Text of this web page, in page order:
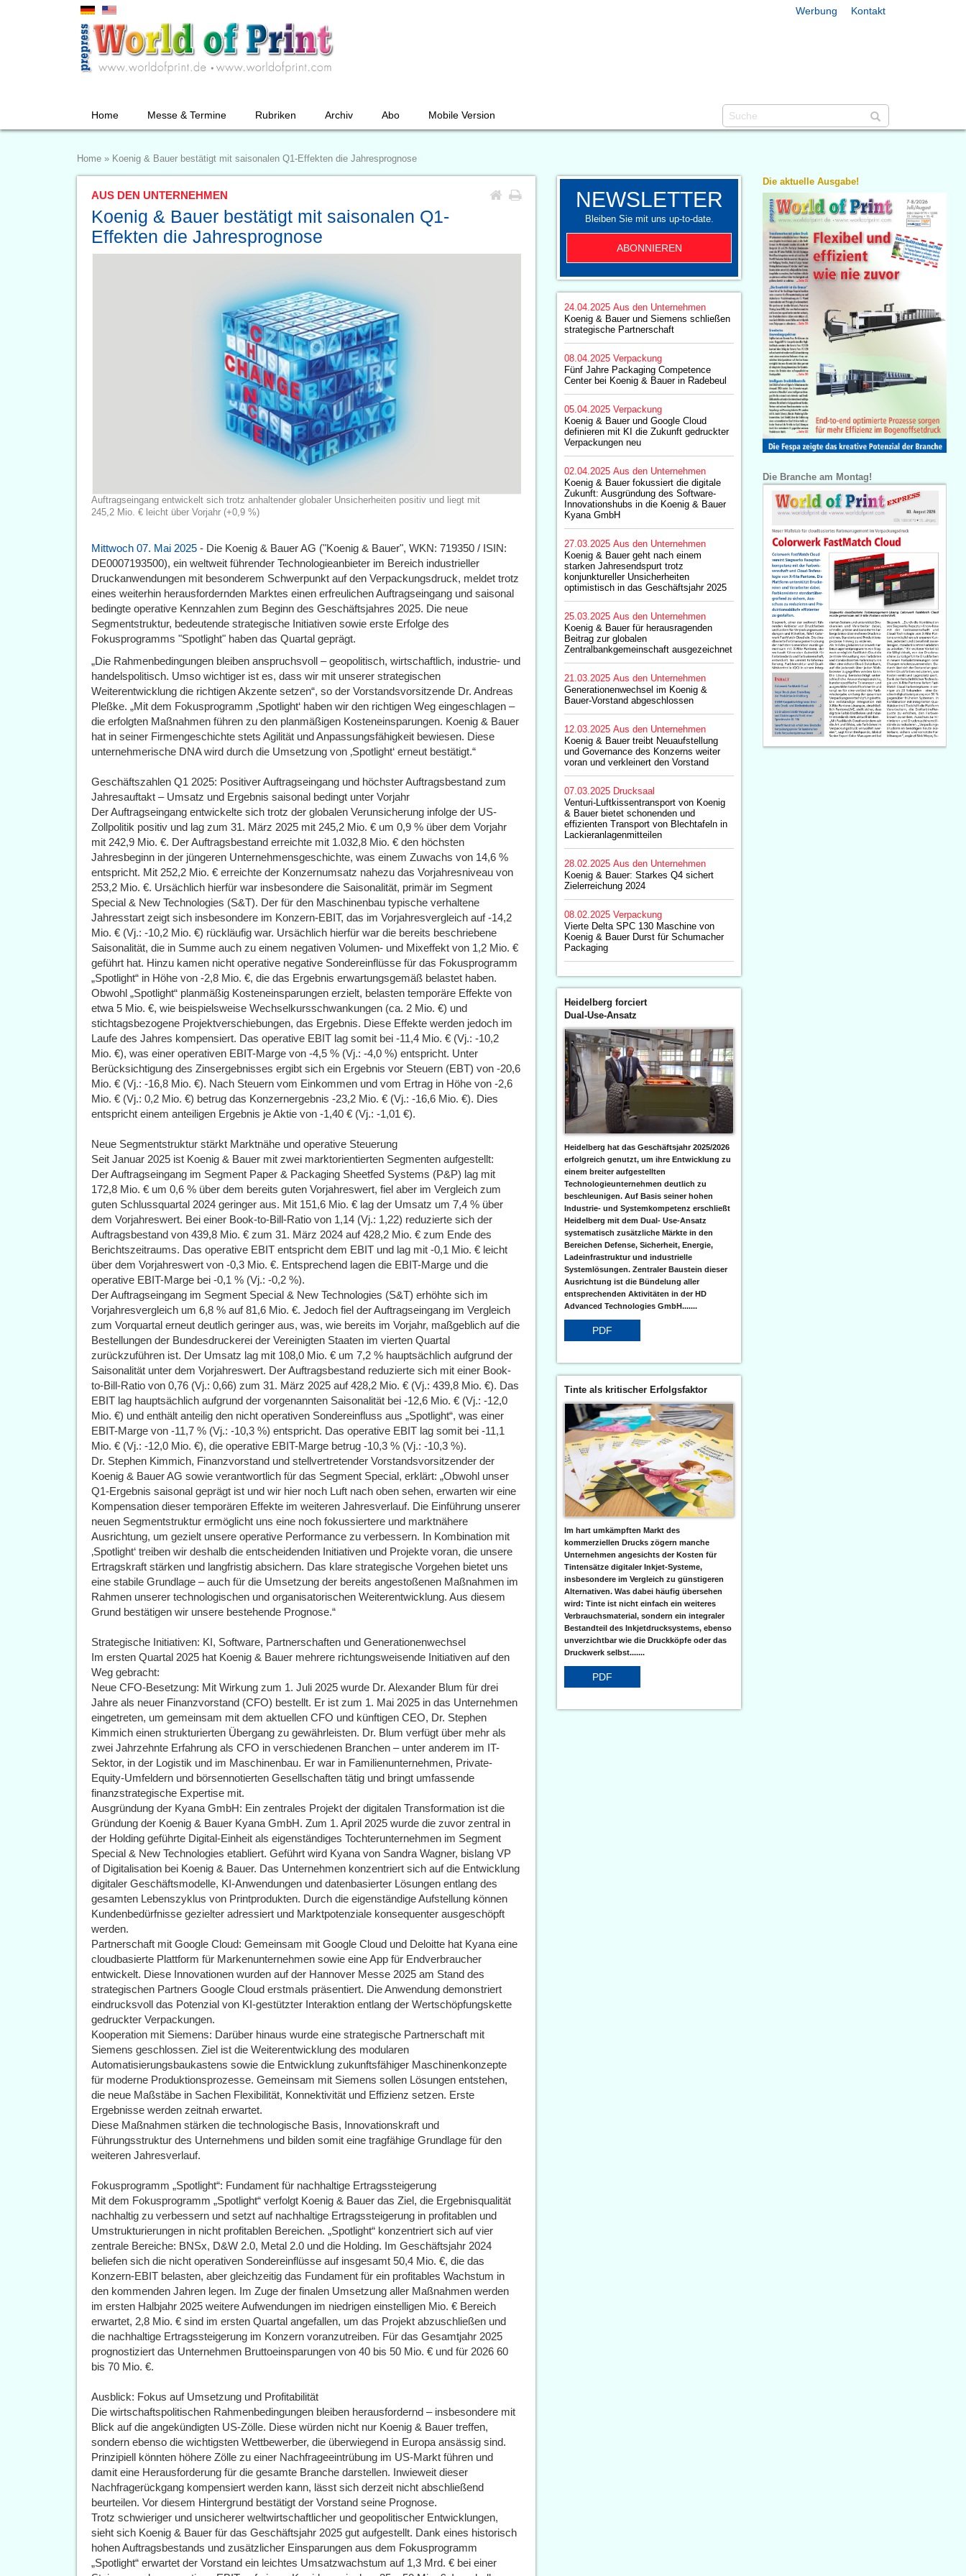
Werbung Kontakt
Home Messe & Termine Rubriken Archiv Abo Mobile Version
Home » Koenig & Bauer bestätigt mit saisonalen Q1-Effekten die Jahresprognose
AUS DEN UNTERNEHMEN
Koenig & Bauer bestätigt mit saisonalen Q1-
Effekten die Jahresprognose
Auftragseingang entwickelt sich trotz anhaltender globaler Unsicherheiten positiv und liegt mit
245,2 Mio. € leicht über Vorjahr (+0,9 %)
Mittwoch 07. Mai 2025 - Die Koenig & Bauer AG ("Koenig & Bauer", WKN: 719350 / ISIN:
DE0007193500), ein weltweit führender Technologieanbieter im Bereich industrieller
Druckanwendungen mit besonderem Schwerpunkt auf den Verpackungsdruck, meldet trotz
eines weiterhin herausfordernden Marktes einen erfreulichen Auftragseingang und saisonal
bedingte operative Kennzahlen zum Beginn des Geschäftsjahres 2025. Die neue
Segmentstruktur, bedeutende strategische Initiativen sowie erste Erfolge des
Fokusprogramms "Spotlight" haben das Quartal geprägt.
„Die Rahmenbedingungen bleiben anspruchsvoll – geopolitisch, wirtschaftlich, industrie- und
handelspolitisch. Umso wichtiger ist es, dass wir mit unserer strategischen
Weiterentwicklung die richtigen Akzente setzen“, so der Vorstandsvorsitzende Dr. Andreas
Pleßke. „Mit dem Fokusprogramm ‚Spotlight‘ haben wir den richtigen Weg eingeschlagen –
die erfolgten Maßnahmen führen zu den planmäßigen Kosteneinsparungen. Koenig & Bauer
hat in seiner Firmengeschichte stets Agilität und Anpassungsfähigkeit bewiesen. Diese
unternehmerische DNA wird durch die Umsetzung von ‚Spotlight‘ erneut bestätigt.“
Geschäftszahlen Q1 2025: Positiver Auftragseingang und höchster Auftragsbestand zum
Jahresauftakt – Umsatz und Ergebnis saisonal bedingt unter Vorjahr
Der Auftragseingang entwickelte sich trotz der globalen Verunsicherung infolge der US-
Zollpolitik positiv und lag zum 31. März 2025 mit 245,2 Mio. € um 0,9 % über dem Vorjahr
mit 242,9 Mio. €. Der Auftragsbestand erreichte mit 1.032,8 Mio. € den höchsten
Jahresbeginn in der jüngeren Unternehmensgeschichte, was einem Zuwachs von 14,6 %
entspricht. Mit 252,2 Mio. € erreichte der Konzernumsatz nahezu das Vorjahresniveau von
253,2 Mio. €. Ursächlich hierfür war insbesondere die Saisonalität, primär im Segment
Special & New Technologies (S&T). Der für den Maschinenbau typische verhaltene
Jahresstart zeigt sich insbesondere im Konzern-EBIT, das im Vorjahresvergleich auf -14,2
Mio. € (Vj.: -10,2 Mio. €) rückläufig war. Ursächlich hierfür war die bereits beschriebene
Saisonalität, die in Summe auch zu einem negativen Volumen- und Mixeffekt von 1,2 Mio. €
geführt hat. Hinzu kamen nicht operative negative Sondereinflüsse für das Fokusprogramm
„Spotlight“ in Höhe von -2,8 Mio. €, die das Ergebnis erwartungsgemäß belastet haben.
Obwohl „Spotlight“ planmäßig Kosteneinsparungen erzielt, belasten temporäre Effekte von
etwa 5 Mio. €, wie beispielsweise Wechselkursschwankungen (ca. 2 Mio. €) und
stichtagsbezogene Projektverschiebungen, das Ergebnis. Diese Effekte werden jedoch im
Laufe des Jahres kompensiert. Das operative EBIT lag somit bei -11,4 Mio. € (Vj.: -10,2
Mio. €), was einer operativen EBIT-Marge von -4,5 % (Vj.: -4,0 %) entspricht. Unter
Berücksichtigung des Zinsergebnisses ergibt sich ein Ergebnis vor Steuern (EBT) von -20,6
Mio. € (Vj.: -16,8 Mio. €). Nach Steuern vom Einkommen und vom Ertrag in Höhe von -2,6
Mio. € (Vj.: 0,2 Mio. €) betrug das Konzernergebnis -23,2 Mio. € (Vj.: -16,6 Mio. €). Dies
entspricht einem anteiligen Ergebnis je Aktie von -1,40 € (Vj.: -1,01 €).
Neue Segmentstruktur stärkt Marktnähe und operative Steuerung
Seit Januar 2025 ist Koenig & Bauer mit zwei marktorientierten Segmenten aufgestellt:
Der Auftragseingang im Segment Paper & Packaging Sheetfed Systems (P&P) lag mit
172,8 Mio. € um 0,6 % über dem bereits guten Vorjahreswert, fiel aber im Vergleich zum
guten Schlussquartal 2024 geringer aus. Mit 151,6 Mio. € lag der Umsatz um 7,4 % über
dem Vorjahreswert. Bei einer Book-to-Bill-Ratio von 1,14 (Vj.: 1,22) reduzierte sich der
Auftragsbestand von 439,8 Mio. € zum 31. März 2024 auf 428,2 Mio. € zum Ende des
Berichtszeitraums. Das operative EBIT entspricht dem EBIT und lag mit -0,1 Mio. € leicht
über dem Vorjahreswert von -0,3 Mio. €. Entsprechend lagen die EBIT-Marge und die
operative EBIT-Marge bei -0,1 % (Vj.: -0,2 %).
Der Auftragseingang im Segment Special & New Technologies (S&T) erhöhte sich im
Vorjahresvergleich um 6,8 % auf 81,6 Mio. €. Jedoch fiel der Auftragseingang im Vergleich
zum Vorquartal erneut deutlich geringer aus, was, wie bereits im Vorjahr, maßgeblich auf die
Bestellungen der Bundesdruckerei der Vereinigten Staaten im vierten Quartal
zurückzuführen ist. Der Umsatz lag mit 108,0 Mio. € um 7,2 % hauptsächlich aufgrund der
Saisonalität unter dem Vorjahreswert. Der Auftragsbestand reduzierte sich mit einer Book-
to-Bill-Ratio von 0,76 (Vj.: 0,66) zum 31. März 2025 auf 428,2 Mio. € (Vj.: 439,8 Mio. €). Das
EBIT lag hauptsächlich aufgrund der vorgenannten Saisonalität bei -12,6 Mio. € (Vj.: -12,0
Mio. €) und enthält anteilig den nicht operativen Sondereinfluss aus „Spotlight“, was einer
EBIT-Marge von -11,7 % (Vj.: -10,3 %) entspricht. Das operative EBIT lag somit bei -11,1
Mio. € (Vj.: -12,0 Mio. €), die operative EBIT-Marge betrug -10,3 % (Vj.: -10,3 %).
Dr. Stephen Kimmich, Finanzvorstand und stellvertretender Vorstandsvorsitzender der
Koenig & Bauer AG sowie verantwortlich für das Segment Special, erklärt: „Obwohl unser
Q1-Ergebnis saisonal geprägt ist und wir hier noch Luft nach oben sehen, erwarten wir eine
Kompensation dieser temporären Effekte im weiteren Jahresverlauf. Die Einführung unserer
neuen Segmentstruktur ermöglicht uns eine noch fokussiertere und marktnähere
Ausrichtung, um gezielt unsere operative Performance zu verbessern. In Kombination mit
‚Spotlight‘ treiben wir deshalb die entscheidenden Initiativen und Projekte voran, die unsere
Ertragskraft stärken und langfristig absichern. Das klare strategische Vorgehen bietet uns
eine stabile Grundlage – auch für die Umsetzung der bereits angestoßenen Maßnahmen im
Rahmen unserer technologischen und organisatorischen Weiterentwicklung. Aus diesem
Grund bestätigen wir unsere bestehende Prognose.“
Strategische Initiativen: KI, Software, Partnerschaften und Generationenwechsel
Im ersten Quartal 2025 hat Koenig & Bauer mehrere richtungsweisende Initiativen auf den
Weg gebracht:
Neue CFO-Besetzung: Mit Wirkung zum 1. Juli 2025 wurde Dr. Alexander Blum für drei
Jahre als neuer Finanzvorstand (CFO) bestellt. Er ist zum 1. Mai 2025 in das Unternehmen
eingetreten, um gemeinsam mit dem aktuellen CFO und künftigen CEO, Dr. Stephen
Kimmich einen strukturierten Übergang zu gewährleisten. Dr. Blum verfügt über mehr als
zwei Jahrzehnte Erfahrung als CFO in verschiedenen Branchen – unter anderem im IT-
Sektor, in der Logistik und im Maschinenbau. Er war in Familienunternehmen, Private-
Equity-Umfeldern und börsennotierten Gesellschaften tätig und bringt umfassende
finanzstrategische Expertise mit.
Ausgründung der Kyana GmbH: Ein zentrales Projekt der digitalen Transformation ist die
Gründung der Koenig & Bauer Kyana GmbH. Zum 1. April 2025 wurde die zuvor zentral in
der Holding geführte Digital-Einheit als eigenständiges Tochterunternehmen im Segment
Special & New Technologies etabliert. Geführt wird Kyana von Sandra Wagner, bislang VP
of Digitalisation bei Koenig & Bauer. Das Unternehmen konzentriert sich auf die Entwicklung
digitaler Geschäftsmodelle, KI-Anwendungen und datenbasierter Lösungen entlang des
gesamten Lebenszyklus von Printprodukten. Durch die eigenständige Aufstellung können
Kundenbedürfnisse gezielter adressiert und Marktpotenziale konsequenter ausgeschöpft
werden.
Partnerschaft mit Google Cloud: Gemeinsam mit Google Cloud und Deloitte hat Kyana eine
cloudbasierte Plattform für Markenunternehmen sowie eine App für Endverbraucher
entwickelt. Diese Innovationen wurden auf der Hannover Messe 2025 am Stand des
strategischen Partners Google Cloud erstmals präsentiert. Die Anwendung demonstriert
eindrucksvoll das Potenzial von KI-gestützter Interaktion entlang der Wertschöpfungskette
gedruckter Verpackungen.
Kooperation mit Siemens: Darüber hinaus wurde eine strategische Partnerschaft mit
Siemens geschlossen. Ziel ist die Weiterentwicklung des modularen
Automatisierungsbaukastens sowie die Entwicklung zukunftsfähiger Maschinenkonzepte
für moderne Produktionsprozesse. Gemeinsam mit Siemens sollen Lösungen entstehen,
die neue Maßstäbe in Sachen Flexibilität, Konnektivität und Effizienz setzen. Erste
Ergebnisse werden zeitnah erwartet.
Diese Maßnahmen stärken die technologische Basis, Innovationskraft und
Führungsstruktur des Unternehmens und bilden somit eine tragfähige Grundlage für den
weiteren Jahresverlauf.
Fokusprogramm „Spotlight“: Fundament für nachhaltige Ertragssteigerung
Mit dem Fokusprogramm „Spotlight“ verfolgt Koenig & Bauer das Ziel, die Ergebnisqualität
nachhaltig zu verbessern und setzt auf nachhaltige Ertragssteigerung in profitablen und
Umstrukturierungen in nicht profitablen Bereichen. „Spotlight“ konzentriert sich auf vier
zentrale Bereiche: BNSx, D&W 2.0, Metal 2.0 und die Holding. Im Geschäftsjahr 2024
beliefen sich die nicht operativen Sondereinflüsse auf insgesamt 50,4 Mio. €, die das
Konzern-EBIT belasten, aber gleichzeitig das Fundament für ein profitables Wachstum in
den kommenden Jahren legen. Im Zuge der finalen Umsetzung aller Maßnahmen werden
im ersten Halbjahr 2025 weitere Aufwendungen im niedrigen einstelligen Mio. € Bereich
erwartet, 2,8 Mio. € sind im ersten Quartal angefallen, um das Projekt abzuschließen und
die nachhaltige Ertragssteigerung im Konzern voranzutreiben. Für das Gesamtjahr 2025
prognostiziert das Unternehmen Bruttoeinsparungen von 40 bis 50 Mio. € und für 2026 60
bis 70 Mio. €.
Ausblick: Fokus auf Umsetzung und Profitabilität
Die wirtschaftspolitischen Rahmenbedingungen bleiben herausfordernd – insbesondere mit
Blick auf die angekündigten US-Zölle. Diese würden nicht nur Koenig & Bauer treffen,
sondern ebenso die wichtigsten Wettbewerber, die überwiegend in Europa ansässig sind.
Prinzipiell könnten höhere Zölle zu einer Nachfrageeintrübung im US-Markt führen und
damit eine Herausforderung für die gesamte Branche darstellen. Inwieweit dieser
Nachfragerückgang kompensiert werden kann, lässt sich derzeit nicht abschließend
beurteilen. Vor diesem Hintergrund bestätigt der Vorstand seine Prognose.
Trotz schwieriger und unsicherer weltwirtschaftlicher und geopolitischer Entwicklungen,
sieht sich Koenig & Bauer für das Geschäftsjahr 2025 gut aufgestellt. Dank eines historisch
hohen Auftragsbestands und zusätzlicher Einsparungen aus dem Fokusprogramm
„Spotlight“ erwartet der Vorstand ein leichtes Umsatzwachstum auf 1,3 Mrd. € bei einer
NEWSLETTER
Bleiben Sie mit uns up-to-date.
ABONNIEREN
24.04.2025 Aus den Unternehmen
Koenig & Bauer und Siemens schließen
strategische Partnerschaft
08.04.2025 Verpackung
Fünf Jahre Packaging Competence
Center bei Koenig & Bauer in Radebeul
05.04.2025 Verpackung
Koenig & Bauer und Google Cloud
definieren mit KI die Zukunft gedruckter
Verpackungen neu
02.04.2025 Aus den Unternehmen
Koenig & Bauer fokussiert die digitale
Zukunft: Ausgründung des Software-
Innovationshubs in die Koenig & Bauer
Kyana GmbH
27.03.2025 Aus den Unternehmen
Koenig & Bauer geht nach einem
starken Jahresendspurt trotz
konjunktureller Unsicherheiten
optimistisch in das Geschäftsjahr 2025
25.03.2025 Aus den Unternehmen
Koenig & Bauer für herausragenden
Beitrag zur globalen
Zentralbankgemeinschaft ausgezeichnet
21.03.2025 Aus den Unternehmen
Generationenwechsel im Koenig &
Bauer-Vorstand abgeschlossen
12.03.2025 Aus den Unternehmen
Koenig & Bauer treibt Neuaufstellung
und Governance des Konzerns weiter
voran und verkleinert den Vorstand
07.03.2025 Drucksaal
Venturi-Luftkissentransport von Koenig
& Bauer bietet schonenden und
effizienten Transport von Blechtafeln in
Lackieranlagenmitteilen
28.02.2025 Aus den Unternehmen
Koenig & Bauer: Starkes Q4 sichert
Zielerreichung 2024
08.02.2025 Verpackung
Vierte Delta SPC 130 Maschine von
Koenig & Bauer Durst für Schumacher
Packaging
Heidelberg forciert
Dual-Use-Ansatz
Heidelberg hat das Geschäftsjahr 2025/2026
erfolgreich genutzt, um ihre Entwicklung zu
einem breiter aufgestellten
Technologieunternehmen deutlich zu
beschleunigen. Auf Basis seiner hohen
Industrie- und Systemkompetenz erschließt
Heidelberg mit dem Dual- Use-Ansatz
systematisch zusätzliche Märkte in den
Bereichen Defense, Sicherheit, Energie,
Ladeinfrastruktur und industrielle
Systemlösungen. Zentraler Baustein dieser
Ausrichtung ist die Bündelung aller
entsprechenden Aktivitäten in der HD
Advanced Technologies GmbH.......
PDF
Tinte als kritischer Erfolgsfaktor
Im hart umkämpften Markt des
kommerziellen Drucks zögern manche
Unternehmen angesichts der Kosten für
Tintensätze digitaler Inkjet-Systeme,
insbesondere im Vergleich zu günstigeren
Alternativen. Was dabei häufig übersehen
wird: Tinte ist nicht einfach ein weiteres
Verbrauchsmaterial, sondern ein integraler
Bestandteil des Inkjetdrucksystems, ebenso
unverzichtbar wie die Druckköpfe oder das
Druckwerk selbst.......
PDF
Die aktuelle Ausgabe!
Die Branche am Montag!